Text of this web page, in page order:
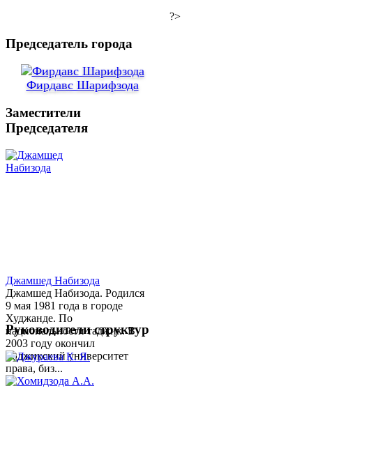
?>
Председатель города
Фирдавс Шарифзода
Заместители
Председателя
Джамшед Набизода
Джамшед Набизода. Родился
9 мая 1981 года в городе
Худжанде. По
национальности таджик. В
2003 году окончил
Таджикский университет
права, биз...
Руководители структур